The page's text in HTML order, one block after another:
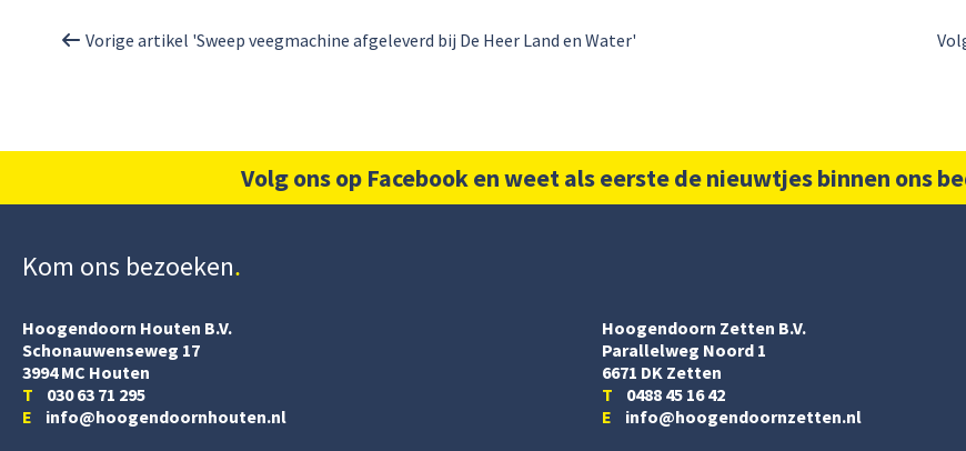
Vorige artikel 'Sweep veegmachine afgeleverd bij De Heer Land en Water'
Volg ons op Facebook en weet als eerste de nieuwtjes binnen ons
Kom ons bezoeken
Hoogendoorn Houten B.V.
Schonauwenseweg 17
3994 MC Houten
T 030 63 71 295
E info@hoogendoornhouten.nl
Hoogendoorn Zetten B.V.
Parallelweg Noord 1
6671 DK Zetten
T 0488 45 16 42
E info@hoogendoornzetten.nl